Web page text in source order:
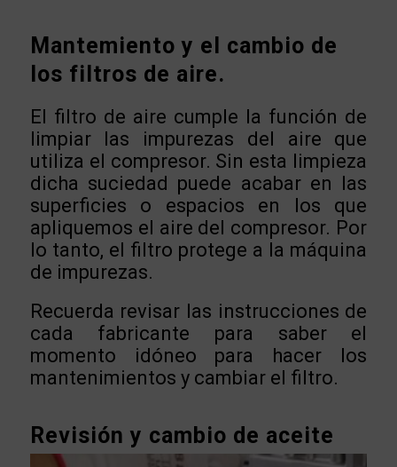
Mantemiento y el cambio de
los filtros de aire.
El filtro de aire cumple la función de
limpiar las impurezas del aire que
utiliza el compresor. Sin esta limpieza
dicha suciedad puede acabar en las
superficies o espacios en los que
apliquemos el aire del compresor. Por
lo tanto, el filtro protege a la máquina
de impurezas.
Recuerda revisar las instrucciones de
cada fabricante para saber el
momento idóneo para hacer los
mantenimientos y cambiar el filtro.
Revisión y cambio de aceite